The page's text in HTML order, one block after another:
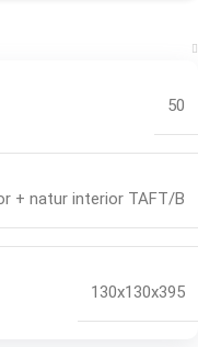
50
+ natur interior TAFT/B
130x130x395